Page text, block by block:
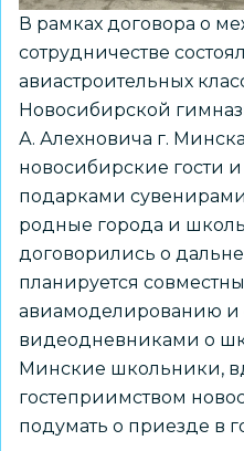
В рамках договора о
сотрудничестве
авиастроительных
Новосибирской
А. Алехновича г.
новосибирские гости
подарками
родные города и
договорились о
планируется
авиамоделированию и
видеодневниками о
Минские школьники,
гостеприимством
подумать о приезде в